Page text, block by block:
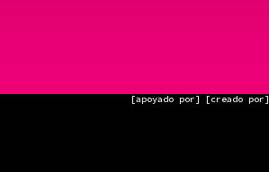
[apoyado por] [creado por]